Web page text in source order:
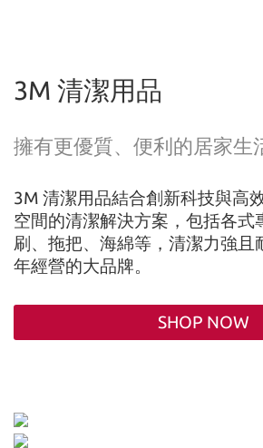
3M 清潔用品
擁有更優質、便利的居家生
3M 清潔用品結合創新科技與高
空間的清潔解決方案，包括各式
刷、拖把、海綿等，清潔力強且
年經營的大品牌。
SHOP NOW